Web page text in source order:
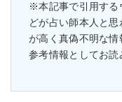
※本記事で引用する
どが占い師本人と
が高く真偽不明な
参考情報としてお読